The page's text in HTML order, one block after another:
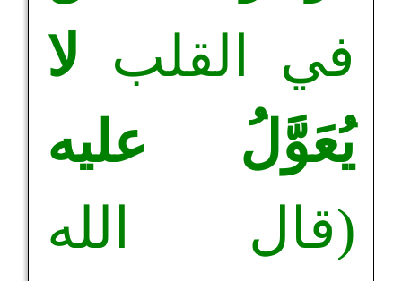
في القلب لا
يُعَوَّلُ عليه
(قال الله